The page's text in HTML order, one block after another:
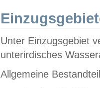
Unter Einzugsgebiet
unterirdisches
Allgemeine